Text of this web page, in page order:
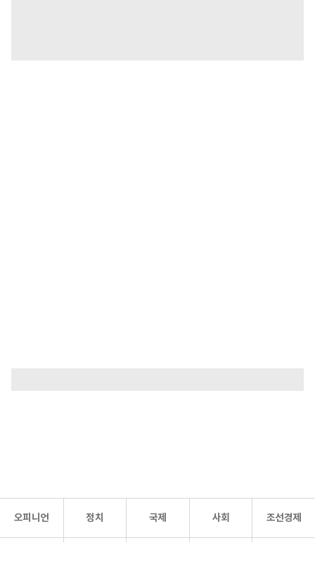
오피니언 정치 국제 사회 조선경제